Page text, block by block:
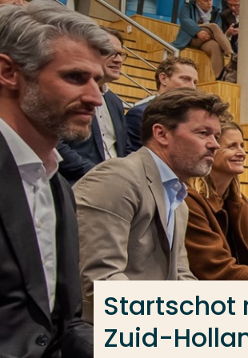
Ga direct naar de content
Startschot
Zuid-
Veel gezocht
Opleiding
Contact